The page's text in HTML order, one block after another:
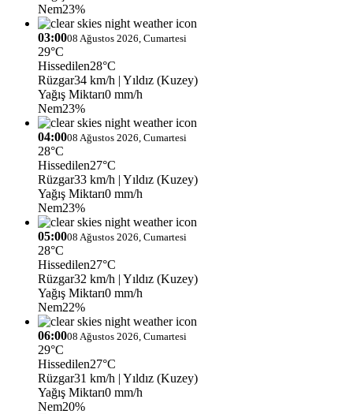
Nem23%
03:0008 Ağustos 2026, Cumartesi
29°C
Hissedilen28°C
Rüzgar34 km/h | Yıldız (Kuzey)
Yağış Miktarı0 mm/h
Nem23%
04:0008 Ağustos 2026, Cumartesi
28°C
Hissedilen27°C
Rüzgar33 km/h | Yıldız (Kuzey)
Yağış Miktarı0 mm/h
Nem23%
05:0008 Ağustos 2026, Cumartesi
28°C
Hissedilen27°C
Rüzgar32 km/h | Yıldız (Kuzey)
Yağış Miktarı0 mm/h
Nem22%
06:0008 Ağustos 2026, Cumartesi
29°C
Hissedilen27°C
Rüzgar31 km/h | Yıldız (Kuzey)
Yağış Miktarı0 mm/h
Nem20%